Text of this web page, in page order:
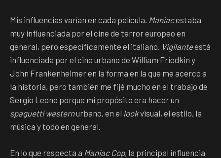
Mis influencias varían en cada película. Maniacestaba
muy influenciada por el cine de terror europeo en
general, pero específicamente el italiano. Vigilanteestá
influenciada por el cine urbano de William Friedkin y
John Frankenheimer en la forma en la que me acerco a
la historia, pero también me fijé mucho en el trabajo de
Sergio Leone porque mi propósito era hacer un
spaguetti westernurbano, en el lookvisual, el estilo, la
música y todo en general.
En lo que respecta a Maniac Cop, la principal influencia